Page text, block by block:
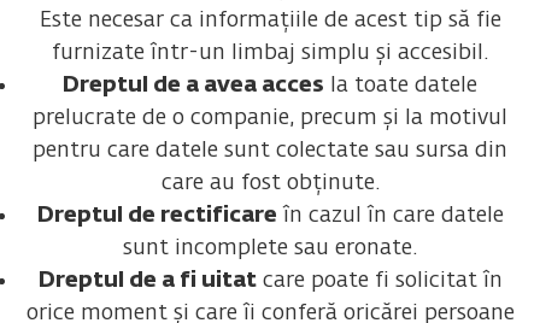
Este necesar ca informațiile de acest tip să fie
furnizate într-un limbaj simplu și accesibil.
Dreptul de a avea acces la toate datele
prelucrate de o companie, precum și la motivul
pentru care datele sunt colectate sau sursa din
care au fost obținute.
Dreptul de rectificare în cazul în care datele
sunt incomplete sau eronate.
Dreptul de a fi uitatcare poate fi solicitat în
orice moment și care îi conferă oricărei persoane